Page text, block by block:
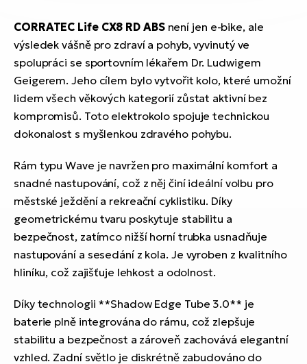
CORRATEC Life CX8 RD ABSnení jen e-bike, ale
výsledek vášně pro zdraví a pohyb, vyvinutý ve
spolupráci se sportovním lékařem Dr. Ludwigem
Geigerem. Jeho cílem bylo vytvořit kolo, které umožní
lidem všech věkových kategorií zůstat aktivní bez
kompromisů. Toto elektrokolo spojuje technickou
dokonalost s myšlenkou zdravého pohybu.
Rám typu Wave je navržen pro maximální komfort a
snadné nastupování, což z něj činí ideální volbu pro
městské ježdění a rekreační cyklistiku. Díky
geometrickému tvaru poskytuje stabilitu a
bezpečnost, zatímco nižší horní trubka usnadňuje
nastupování a sesedání z kola. Je vyroben z kvalitního
hliníku, což zajišťuje lehkost a odolnost.
Díky technologii **Shadow Edge Tube 3.0** je
baterie plně integrována do rámu, což zlepšuje
stabilitu a bezpečnost a zároveň zachovává elegantní
vzhled. Zadní světlo je diskrétně zabudováno do